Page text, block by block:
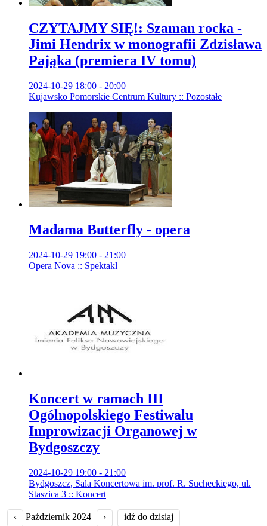
CZYTAJMY SIĘ!: Szaman rocka -
Jimi Hendrix w monografii Zdzisława
Pająka (premiera IV tomu)
2024-10-29 18:00 - 20:00
Kujawsko Pomorskie Centrum Kultury :: Pozostałe
Madama Butterfly - opera
2024-10-29 19:00 - 21:00
Opera Nova :: Spektakl
Koncert w ramach III
Ogólnopolskiego Festiwalu
Improwizacji Organowej w
Bydgoszczy
2024-10-29 19:00 - 21:00
Bydgoszcz, Sala Koncertowa im. prof. R. Sucheckiego, ul.
Staszica 3 :: Koncert
‹ Październik 2024 › idź do dzisiaj